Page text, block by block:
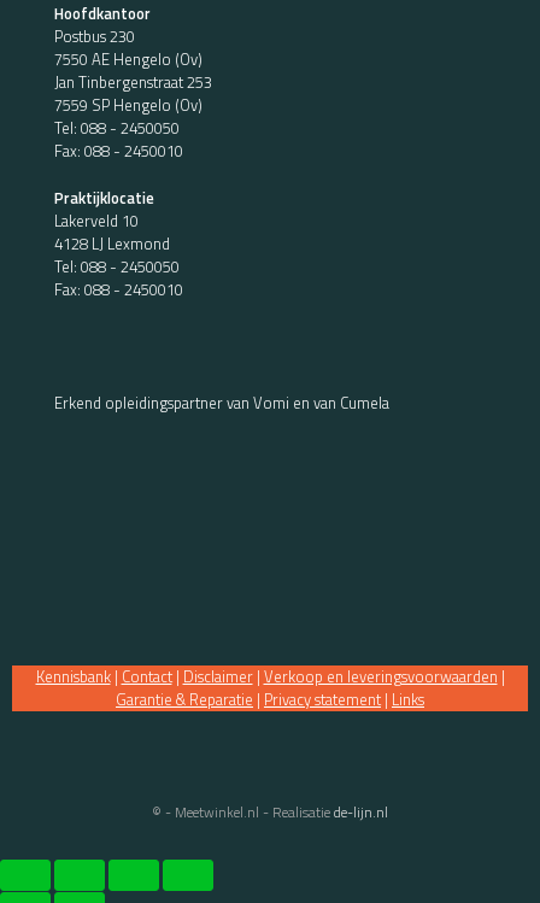
Hoofdkantoor
Postbus 230
7550 AE Hengelo (Ov)
Jan Tinbergenstraat 253
7559 SP Hengelo (Ov)
Tel: 088 - 2450050
Fax: 088 - 2450010
Praktijklocatie
Lakerveld 10
4128 LJ Lexmond
Tel: 088 - 2450050
Fax: 088 - 2450010
Erkend opleidingspartner van Vomi en van Cumela
Kennisbank| Contact| Disclaimer| Verkoop en leveringsvoorwaarden |
Garantie & Reparatie | Privacy statement | Links
© - Meetwinkel.nl - Realisatiede-lijn.nl